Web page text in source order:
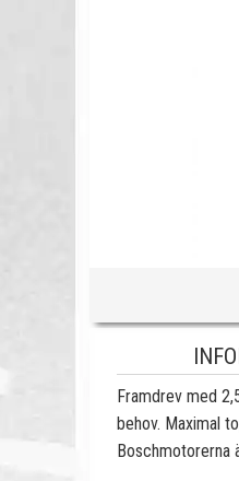
Framdrev med
behov. Maximal
Boschmotorerna